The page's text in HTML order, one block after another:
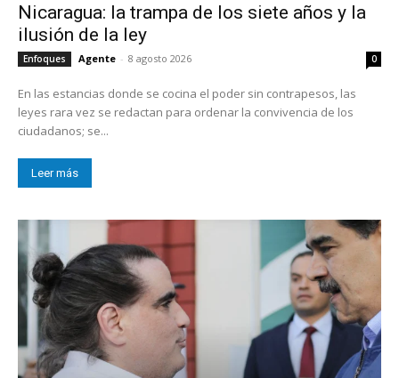
Nicaragua: la trampa de los siete años y la
ilusión de la ley
Enfoques Agente - 8 agosto 2026 0
En las estancias donde se cocina el poder sin contrapesos, las
leyes rara vez se redactan para ordenar la convivencia de los
ciudadanos; se...
Leer más